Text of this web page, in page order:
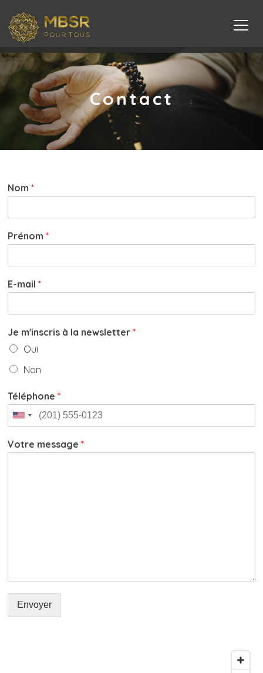
Contact
Nom*
Prénom*
E-mail*
Je m'inscris à la newsletter*
Oui
Non
Téléphone*
Votre message*
Envoyer